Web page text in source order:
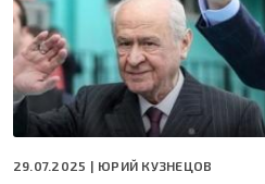
29.07.2025 | ЮРИЙ КУЗНЕЦОВ